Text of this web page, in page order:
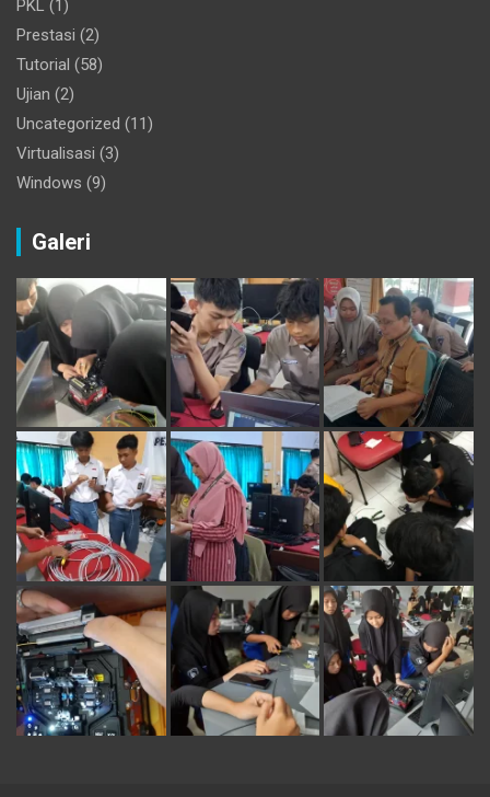
PKL (1)
Prestasi (2)
Tutorial (58)
Ujian (2)
Uncategorized (11)
Virtualisasi (3)
Windows (9)
Galeri